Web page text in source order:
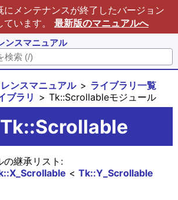
にメンテナンスが終了したバージョン
います。 最新版のマニュアルへ
スマニュアル
ンスマニュアル
ライブラリ一覧
ブラリ
Tk::Scrollableモジュール
の継承リスト:
Tk::Y_Scrollable